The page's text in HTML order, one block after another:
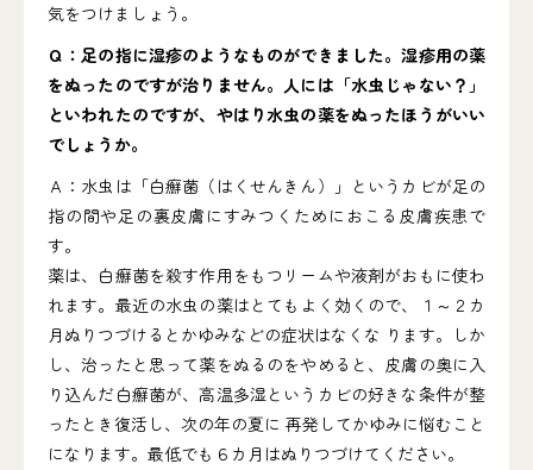
気をつけましょう。
Ｑ：足の指に湿疹のようなものができました。湿疹用の薬
をぬったのですが治りません。人には「水虫じゃない？」
といわれたのですが、やはり水虫の薬をぬったほうがいい
でしょうか。
Ａ：水虫は「白癬菌（はくせんきん）」というカビが足の
指の間や足の裏皮膚にすみつくためにおこる皮膚疾患で
す。
薬は、白癬菌を殺す作用をもつリームや液剤がおもに使わ
れます。最近の水虫の薬はとてもよく効くので、１～２カ
月ぬりつづけるとかゆみなどの症状はなくな ります。しか
し、治ったと思って薬をぬるのをやめると、皮膚の奥に入
り込んだ白癬菌が、高温多湿というカビの好きな条件が整
ったとき復活し、次の年の夏に 再発してかゆみに悩むこと
になります。最低でも６カ月はぬりつづけてください。